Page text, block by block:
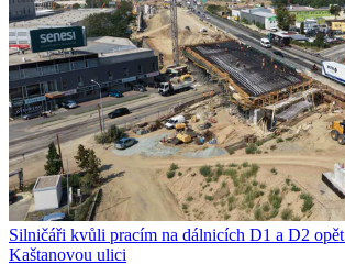
Silničáři kvůli pracím na dálnicích D1 a D2
Kaštanovou ulici